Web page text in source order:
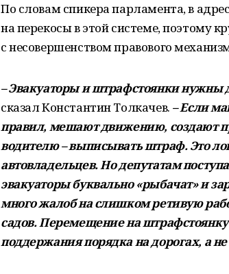
По словам спикера парламента, в
на перекосы в этой системе, поэтому
с несовершенством правового
– Эвакуаторы и штрафстоянки нужны
сказал Константин Толкачев. – Если
правил, мешают движению, создают
водителю – выписывать штраф. Это
автовладельцев. Но депутатам
эвакуаторы буквально «рыбачат» и
много жалоб на слишком ретивую
садов. Перемещение на
поддержания порядка на дорогах, а